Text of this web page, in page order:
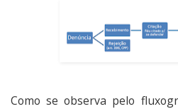
Como se observa pelo